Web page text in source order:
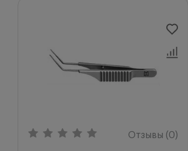
Отзывы (0)